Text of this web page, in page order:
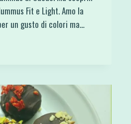
Fit e Light. Amo la
un gusto di colori ma…